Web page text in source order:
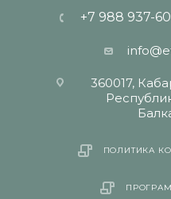
+7 988 937-
360017,
ПОЛИТИКА